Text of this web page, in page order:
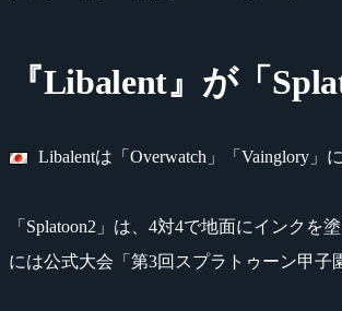
『Libalent』が「
Libalentは「Overwatch」「Vainglory」
「Splatoon2」は、4対4で地面にインク
には公式大会「第3回スプラトゥーン甲子